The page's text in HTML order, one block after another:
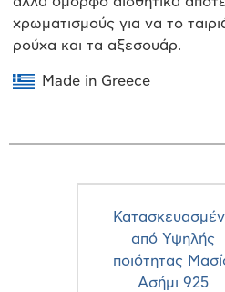
χρωματισμούς για να το
ρούχα και τα αξεσουάρ.
Made in Greece
από Υψηλής
ποιότητας
Ασήμι 925